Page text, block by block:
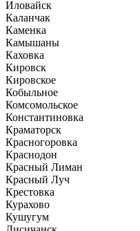
Иловайск
Каланчак
Каменка
Камышаны
Каховка
Кировск
Кировское
Кобыльное
Комсомольское
Константиновка
Краматорск
Красногоровка
Краснодон
Красный Лиман
Красный Луч
Крестовка
Курахово
Кушугум